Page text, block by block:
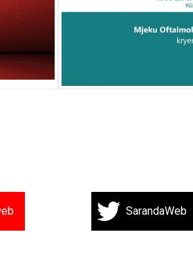
SarandaWeb